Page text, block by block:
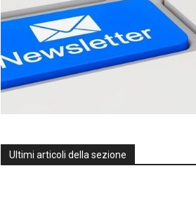
Ultimi articoli della sezione